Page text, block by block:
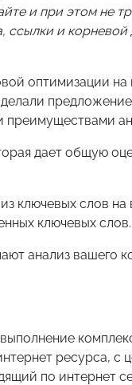
и при этом не
ссылки и
оптимизации
преимуществами
дает общую
ключевых слов
ключевых слов.
анализ вашего
ресурса, с
по интернет